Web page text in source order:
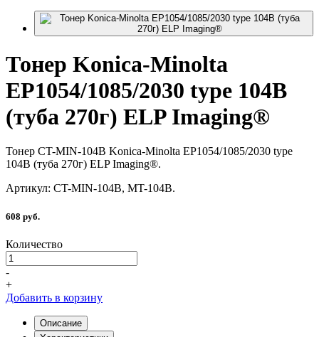
Тонер Konica-Minolta
EP1054/1085/2030 type 104B
(туба 270г) ELP Imaging®
Тонер CT-MIN-104B Konica-Minolta EP1054/1085/2030 type
104B (туба 270г) ELP Imaging®.
Артикул: CT-MIN-104B, MT-104B.
608 руб.
Количество
-
+
Добавить в корзину
Описание